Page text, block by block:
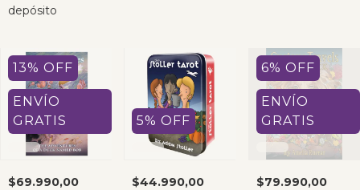
depósito
13% OFF
ENVÍO
GRATIS
$69.990,00
5%OFF
$44.990,00
6% OFF
ENVÍO
GRATIS
$79.990,00